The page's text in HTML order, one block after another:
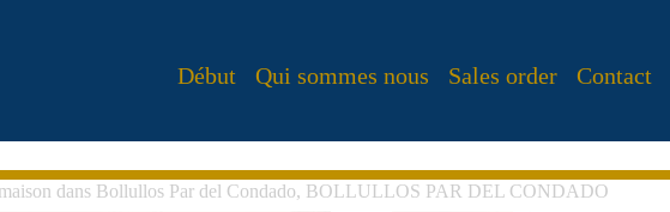
Début Qui sommes nous Sales order Contact
dans Bollullos Par del Condado, BOLLULLOS PAR DEL CONDADO